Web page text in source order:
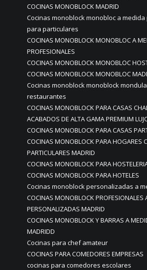
COCINAS MONOBLOCK MADRID
Cocinas monoblock monobloc a
para particulares
COCINAS MONOBLOCK MONOBLOC A
PROFESIONALES
COCINAS MONOBLOCK MONOBLOC
COCINAS MONOBLOCK MONOBLOC
Cocinas monoblock monoblock
restaurantes
COCINAS MONOBLOCK PARA CASAS
ACABADOS DE ALTA GAMA PREMIUM
COCINAS MONOBLOCK PARA CASAS
COCINAS MONOBLOCK PARA HOGARES
PARTICULARES MADRID
COCINAS MONOBLOCK PARA
COCINAS MONOBLOCK PARA HOTELES
Cocinas monoblock personalizadas a
COCINAS MONOBLOCK PROFESIONALES
PERSONALIZADAS MADRID
COCINAS MONOBLOCK Y BARRAS A
MADRIDD
Cocinas para chef amateur
COCINAS PARA COMEDORES EMPRESAS
cocinas para comedores escolares